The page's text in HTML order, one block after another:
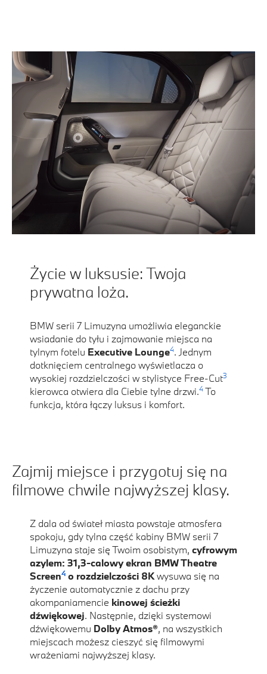
Życie w luksusie: Twoja
prywatna loża.
BMW serii 7 Limuzyna umożliwia eleganckie
wsiadanie do tyłu i zajmowanie miejsca na
tylnym fotelu Executive Lounge4. Jednym
dotknięciem centralnego wyświetlacza o
wysokiej rozdzielczości w stylistyce Free-Cut3
kierowca otwiera dla Ciebie tylne drzwi.4To
funkcja, która łączy luksus i komfort.
Zajmij miejsce i przygotuj się na
filmowe chwile najwyższej klasy.
Z dala od świateł miasta powstaje atmosfera
spokoju, gdy tylna część kabiny BMW serii 7
Limuzyna staje się Twoim osobistym, cyfrowym
azylem: 31,3-calowy ekran BMW Theatre
Screen4 o rozdzielczości 8Kwysuwa się na
życzenie automatycznie z dachu przy
akompaniamencie kinowej ścieżki
dźwiękowej. Następnie, dzięki systemowi
dźwiękowemu Dolby Atmos®, na wszystkich
miejscach możesz cieszyć się filmowymi
wrażeniami najwyższej klasy.